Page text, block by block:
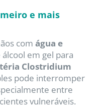
e mais
com água e
em gel para
Clostridium
pode interromper
entre
vulneráveis.